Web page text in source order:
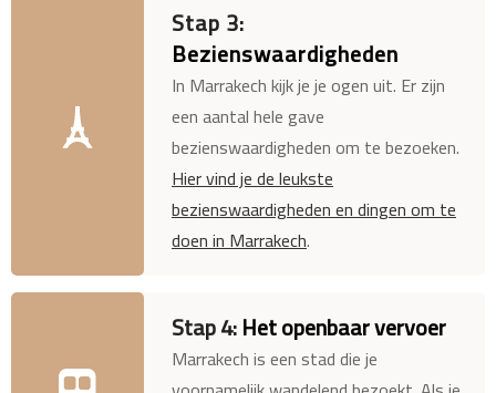
Stap 3:
Bezienswaardigheden
In Marrakech kijk je je ogen uit. Er zijn
een aantal hele gave
bezienswaardigheden om te bezoeken.
Hier vind je de leukste
bezienswaardigheden en dingen om te
doen in Marrakech.
Stap 4:Het openbaar vervoer
Marrakech is een stad die je